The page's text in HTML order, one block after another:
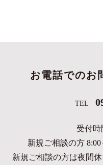
お電話でのお
TEL
受付時
新規ご相談の方 8:00
新規ご相談の方は夜間